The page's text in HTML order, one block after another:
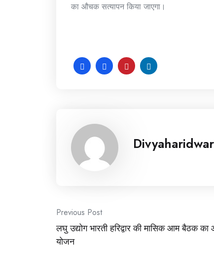
का औचक सत्यापन किया जाएगा।
Post
navigation
Previous Post
लघु उद्योग भारती हरिद्वार की मासिक आम बैठक
योजन